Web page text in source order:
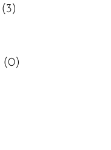
(3)
(0)